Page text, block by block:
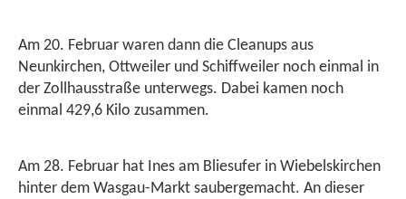
Am 20. Februar waren dann die Cleanups aus
Neunkirchen, Ottweiler und Schiffweiler noch einmal in
der Zollhausstraße unterwegs. Dabei kamen noch
einmal 429,6 Kilo zusammen.
Am 28. Februar hat Ines am Bliesufer in Wiebelskirchen
hinter dem Wasgau-Markt saubergemacht. An dieser